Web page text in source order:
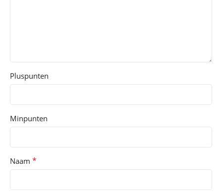
Pluspunten
Minpunten
Naam *